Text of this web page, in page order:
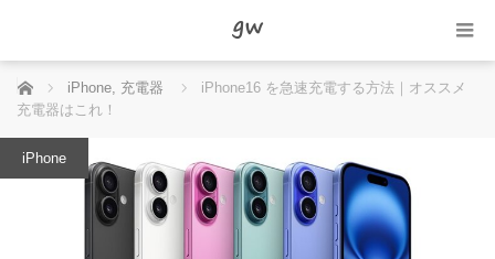
ホーム iPhone, 充電器
iPhone16 を急速充電する方法｜オススメ
充電器はこれ！
iPhone